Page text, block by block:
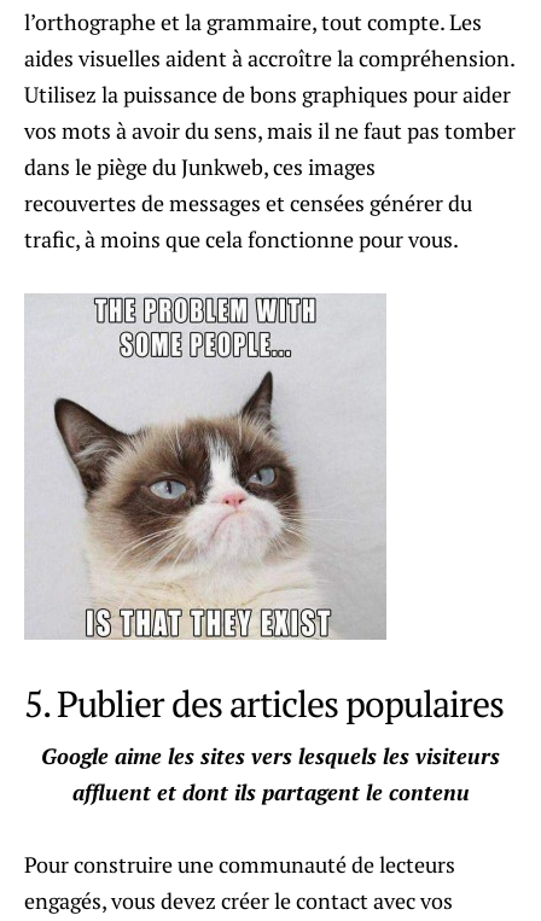
l’orthographe et la grammaire, tout compte. Les
aides visuelles aident à accroître la compréhension.
Utilisez la puissance de bons graphiques pour aider
vos mots à avoir du sens, mais il ne faut pas tomber
dans le piège du Junkweb, ces images
recouvertes de messages et censées générer du
trafic, à moins que cela fonctionne pour vous.
5. Publier des articles populaires
Google aime les sites vers lesquels les visiteurs
affluent et dont ils partagent le contenu
Pour construire une communauté de lecteurs
engagés, vous devez créer le contact avec vos